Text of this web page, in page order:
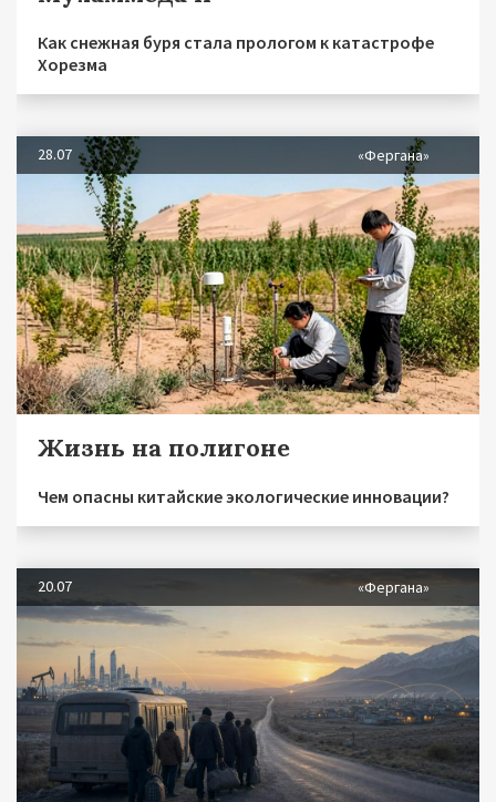
Как снежная буря стала прологом к катастрофе
Хорезма
28.07 «Фергана»
Жизнь на полигоне
Чем опасны китайские экологические инновации?
20.07 «Фергана»